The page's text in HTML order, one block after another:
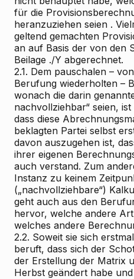
für die
heranzuziehen seien .
geltend gemachten
an auf Basis der von den
Beilage ./Y abgerechnet.
2.1. Dem pauschalen –
Berufung wiederholten –
wonach die darin
nachvollziehbar“ seien,
dass diese
beklagten Partei selbst
davon auszugehen ist,
ihrer eigenen
auch verstand. Zum
Instanz zu keinem
(„nachvollziehbare“)
geht auch aus den
hervor, welche andere
welches andere
2.2. Soweit sie sich
beruft, dass sich der
der Erstellung der Matrix
Herbst geändert habe